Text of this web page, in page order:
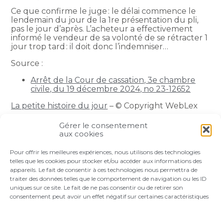
Gérer le consentement
aux cookies
Pour offrir les meilleures expériences, nous utilisons des technologies
telles que les cookies pour stocker et/ou accéder aux informations des
appareils. Le fait de consentir à ces technologies nous permettra de
traiter des données telles que le comportement de navigation ou les ID
uniques sur ce site. Le fait de ne pas consentir ou de retirer son
consentement peut avoir un effet négatif sur certaines caractéristiques
Ce que confirme le juge : le délai commence le
lendemain du jour de la 1re présentation du pli,
pas le jour d’après. L’acheteur a effectivement
informé le vendeur de sa volonté de se rétracter 1
jour trop tard : il doit donc l’indemniser…
Source :
Arrêt de la Cour de cassation, 3e chambre
civile, du 19 décembre 2024, no 23-12652
La petite histoire du jour – © Copyright WebLex
FaceBook
TwitterLinkedIn